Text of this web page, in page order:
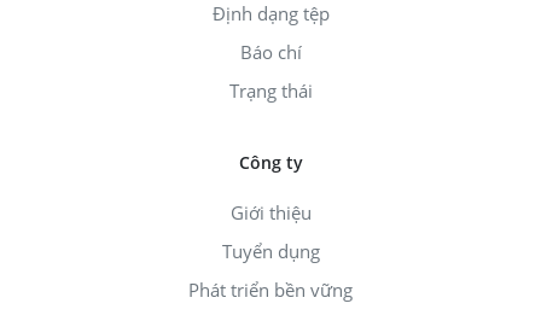
Định dạng tệp
Báo chí
Trạng thái
Công ty
Giới thiệu
Tuyển dụng
Phát triển bền vững